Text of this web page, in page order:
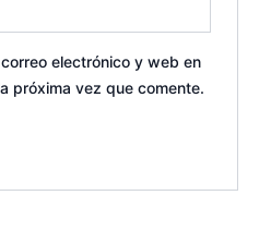
electrónico y web en
próxima vez que comente.